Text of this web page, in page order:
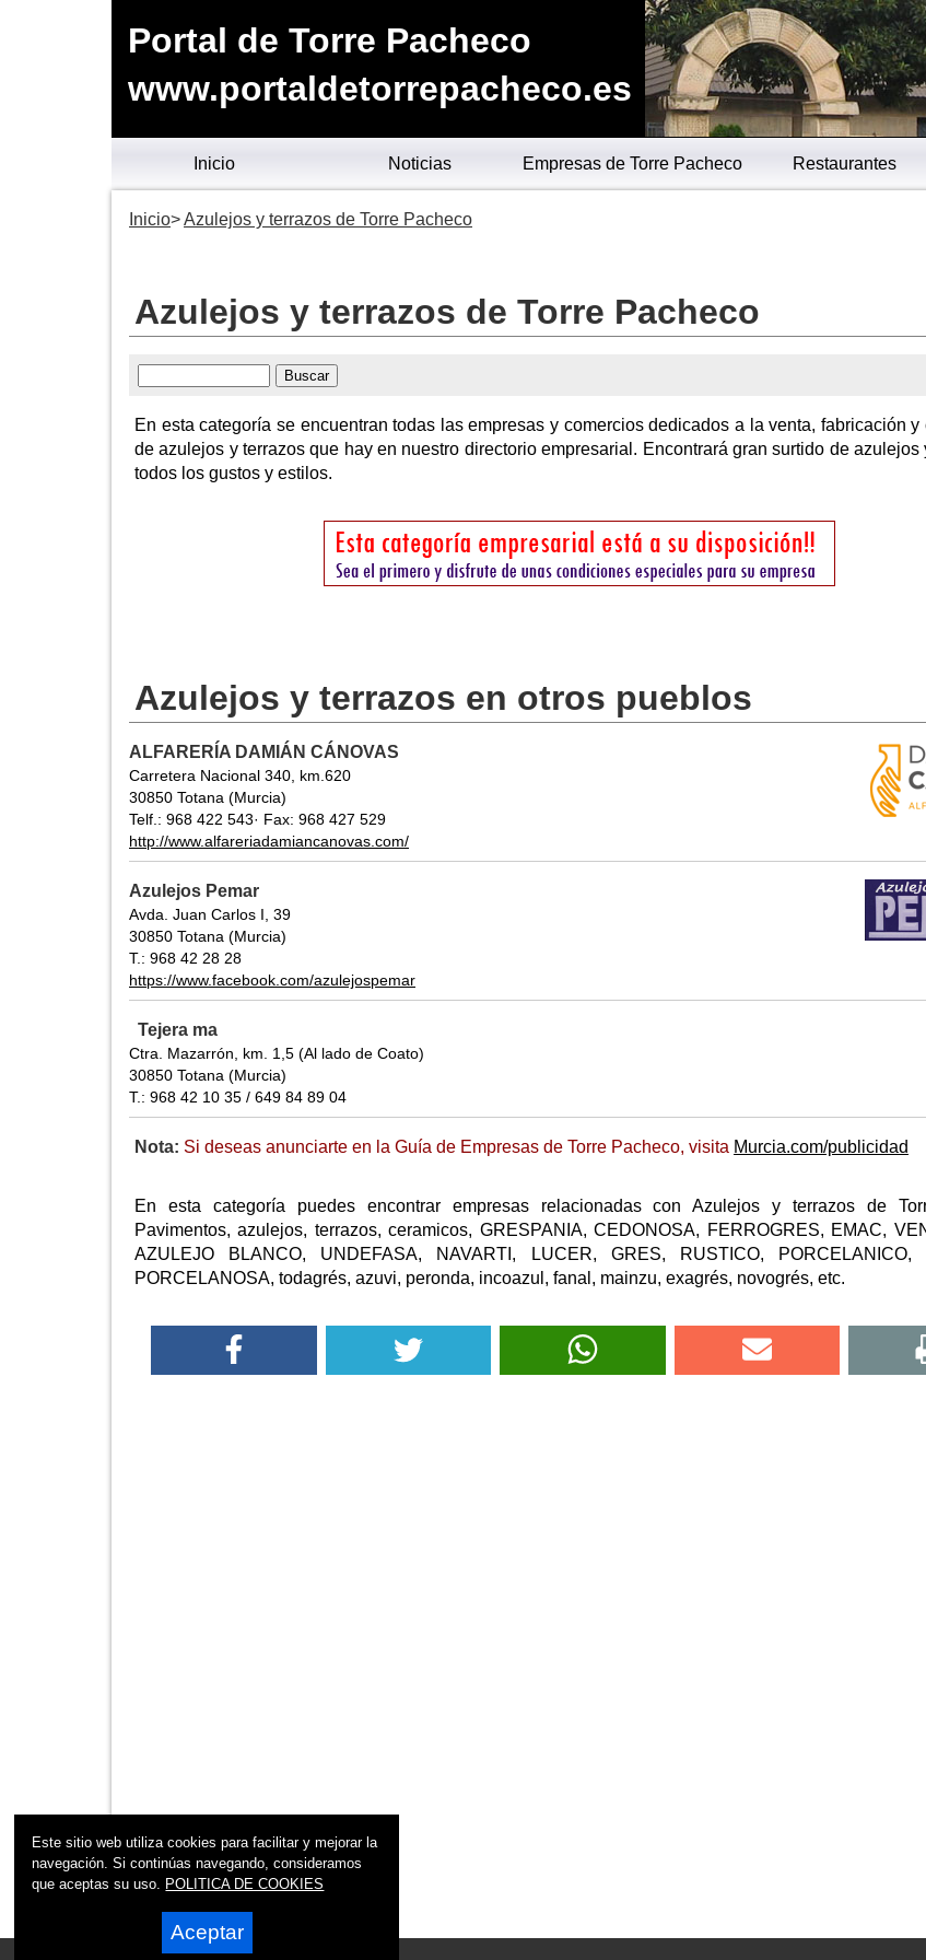
Portal de Torre Pacheco
www.portaldetorrepacheco.es
Inicio Noticias Empresas de Torre Pacheco Restaurantes
Inicio Azulejos y terrazos de Torre Pacheco
Azulejos y terrazos de Torre Pacheco
En esta categoría se encuentran todas las empresas y comercios dedicados a la venta, fabricación y
de azulejos y terrazos que hay en nuestro directorio empresarial. Encontrará gran surtido de azulejos
todos los gustos y estilos.
Azulejos y terrazos en otros pueblos
ALFARERÍA DAMIÁN CÁNOVAS
Carretera Nacional 340, km.620
30850 Totana (Murcia)
Telf.: 968 422 543· Fax: 968 427 529
http://www.alfareriadamiancanovas.com/
Azulejos Pemar
Avda. Juan Carlos I, 39
30850 Totana (Murcia)
T.: 968 42 28 28
https://www.facebook.com/azulejospemar
Tejera ma
Ctra. Mazarrón, km. 1,5 (Al lado de Coato)
30850 Totana (Murcia)
T.: 968 42 10 35 / 649 84 89 04
Nota: Si deseas anunciarte en la Guía de Empresas de Torre Pacheco, visita Murcia.com/publicidad
En esta categoría puedes encontrar empresas relacionadas con Azulejos y terrazos de
Pavimentos, azulejos, terrazos, ceramicos, GRESPANIA, CEDONOSA, FERROGRES, EMAC,
AZULEJO BLANCO, UNDEFASA, NAVARTI, LUCER, GRES, RUSTICO, PORCELANICO,
PORCELANOSA, todagrés, azuvi, peronda, incoazul, fanal, mainzu, exagrés, novogrés, etc.
Este sitio web utiliza cookies para facilitar y mejorar la
navegación. Si continúas navegando, consideramos
que aceptas su uso. POLITICA DE COOKIES
Aceptar